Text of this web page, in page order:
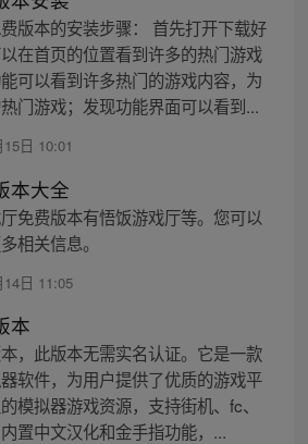
版本的安装步骤： 首先打开下载好
在首页的位置看到许多的热门游戏
可以看到许多热门的游戏内容，为
门游戏；发现功能界面可以看到...
日 10:01
本大全
免费版本有悟饭游戏厅等。您可以
相关信息。
14日 11:05
本
，此版本无需实名认证。它是一款
软件，为用户提供了优质的游戏平
模拟器游戏资源，支持街机、fc、
置中文汉化和金手指功能，...